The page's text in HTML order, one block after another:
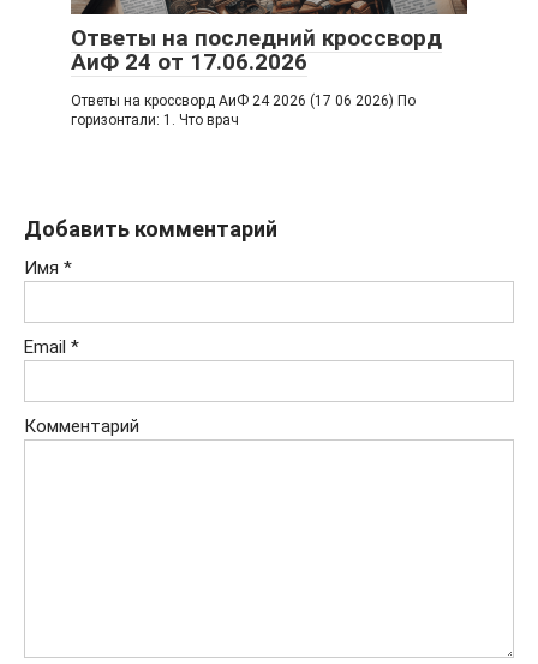
Ответы на последний кроссворд
АиФ 24 от 17.06.2026
Ответы на кроссворд АиФ 24 2026 (17 06 2026) По
горизонтали: 1. Что врач
Добавить комментарий
Имя *
Email *
Комментарий